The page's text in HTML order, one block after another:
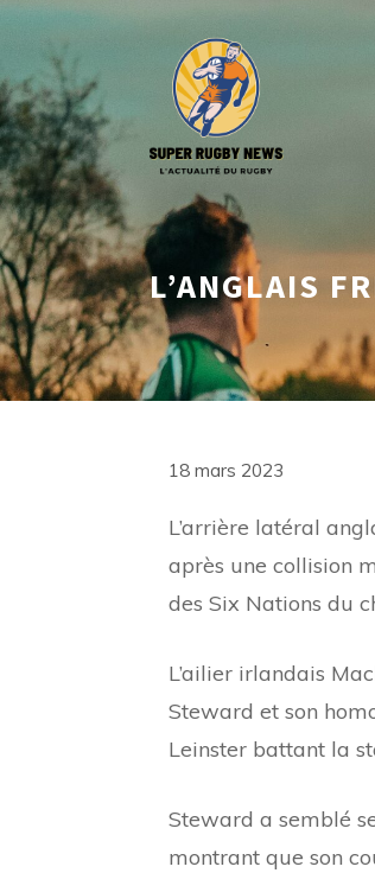
Aller
contenu
L’ANGLAIS
18 mars 2023
L’arrière latéral
après une collision
des Six Nations du
L’ailier irlandais
Steward et son
Leinster battant la
Steward a semblé
montrant que son